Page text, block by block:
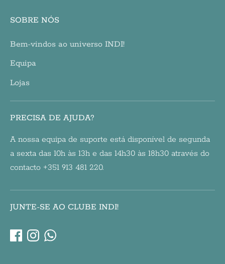
SOBRE NÓS
Bem-vindos ao universo INDI!
Equipa
Lojas
PRECISA DE AJUDA?
A nossa equipa de suporte está disponível de segunda
a sexta das 10h às 13h e das 14h30 às 18h30 através do
contacto +351 913 481 220.
JUNTE-SE AO CLUBE INDI!